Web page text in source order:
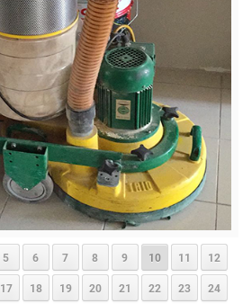
5 6 7 8 9 10 11 12
17 18 19 20 21 22 23 24